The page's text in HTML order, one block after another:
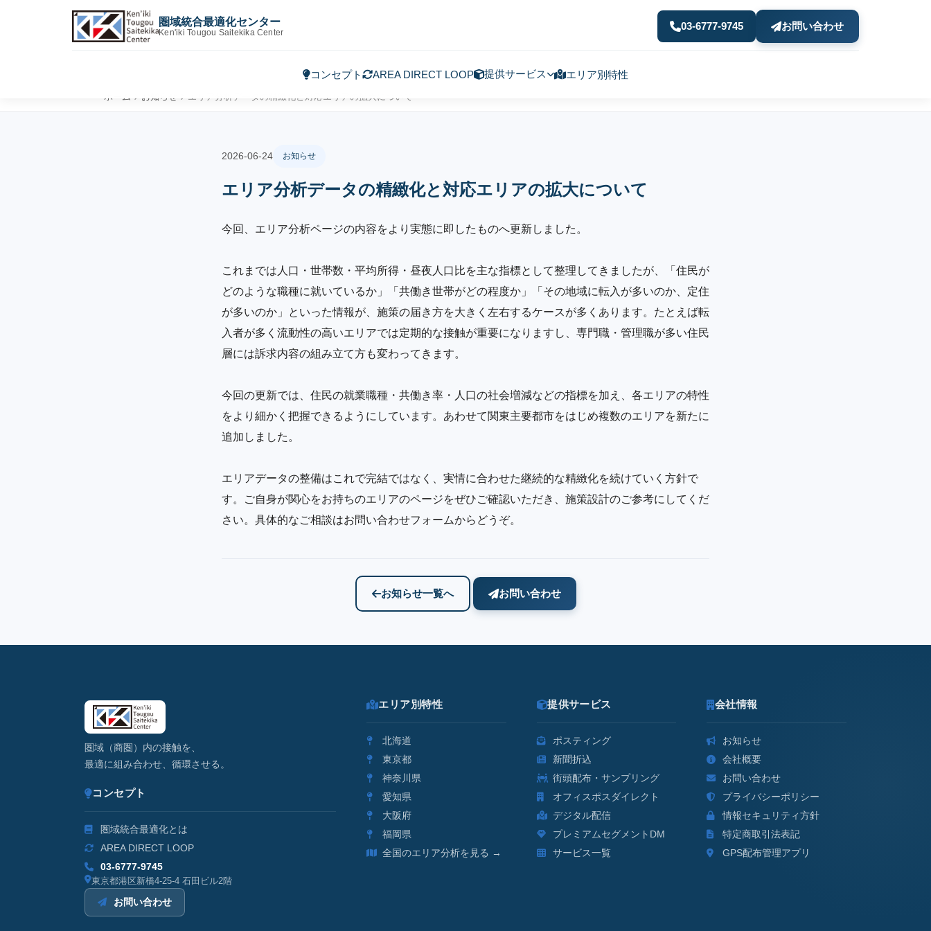
圏域統合最適化センター
Ken'iki Tougou Saitekika Center
03-6777-9745 お問い合わせ
コンセプト AREA DIRECT LOOP 提供サービス エリア別特性
ホーム お知らせ エリア分析データの精緻化と対応エリアの拡大について
2026-06-24 お知らせ
エリア分析データの精緻化と対応エリアの拡大について
今回、エリア分析ページの内容をより実態に即したものへ更新しました。
これまでは人口・世帯数・平均所得・昼夜人口比を主な指標として整理してきましたが、「住民が
どのような職種に就いているか」「共働き世帯がどの程度か」「その地域に転入が多いのか、定住
が多いのか」といった情報が、施策の届き方を大きく左右するケースが多くあります。たとえば転
入者が多く流動性の高いエリアでは定期的な接触が重要になりますし、専門職・管理職が多い住民
層には訴求内容の組み立て方も変わってきます。
今回の更新では、住民の就業職種・共働き率・人口の社会増減などの指標を加え、各エリアの特性
をより細かく把握できるようにしています。あわせて関東主要都市をはじめ複数のエリアを新たに
追加しました。
エリアデータの整備はこれで完結ではなく、実情に合わせた継続的な精緻化を続けていく方針で
す。ご自身が関心をお持ちのエリアのページをぜひご確認いただき、施策設計のご参考にしてくだ
さい。具体的なご相談はお問い合わせフォームからどうぞ。
お知らせ一覧へ お問い合わせ
圏域（商圏）内の接触を、
最適に組み合わせ、循環させる。
コンセプト
圏域統合最適化とは
AREA DIRECT LOOP
03-6777-9745
東京都港区新橋4-25-4 石田ビル2階
お問い合わせ
エリア別特性
北海道
東京都
神奈川県
愛知県
大阪府
福岡県
全国のエリア分析を見る →
提供サービス
ポスティング
新聞折込
街頭配布・サンプリング
オフィスポスダイレクト
デジタル配信
プレミアムセグメントDM
サービス一覧
会社情報
お知らせ
会社概要
お問い合わせ
プライバシーポリシー
情報セキュリティ方針
特定商取引法表記
GPS配布管理アプリ